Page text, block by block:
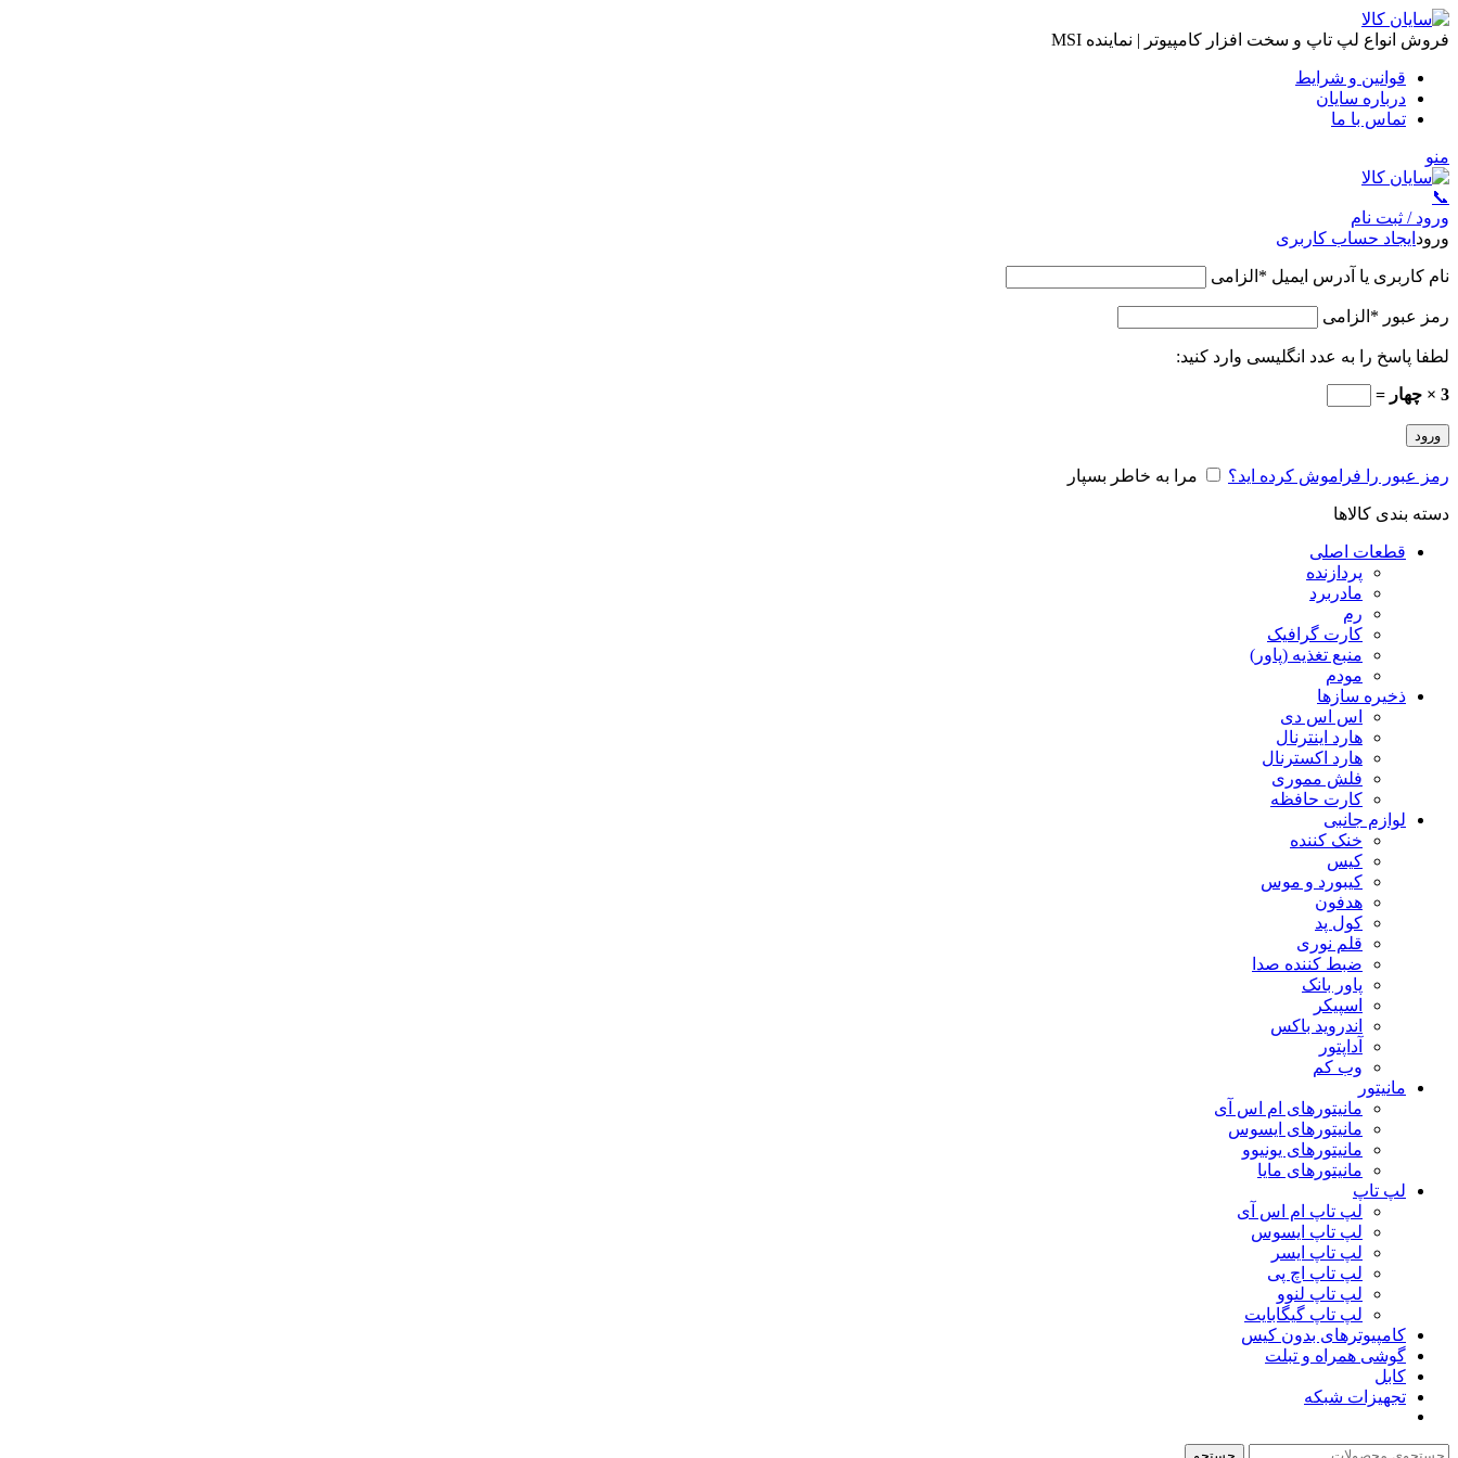
فروش انواع لپ تاپ و سخت افزار کامپیوتر | نماینده MSI
قوانین و شرایط
درباره سایان
تماس با ما
منو
📞
ورود / ثبت نام
ورود ایجاد حساب کاربری
نام کاربری یا آدرس ایمیل * الزامی
رمز عبور * الزامی
لطفا پاسخ را به عدد انگلیسی وارد کنید:
3 × چهار =
ورود
رمز عبور را فراموش کرده اید؟ مرا به خاطر بسپار
دسته بندی کالاها
قطعات اصلی
پردازنده
مادربرد
رم
کارت گرافیک
منبع تغذیه (پاور)
مودم
ذخیره سازها
اس اس دی
هارد اینترنال
هارد اکسترنال
فلش مموری
کارت حافظه
لوازم جانبی
خنک کننده
کیس
کیبورد و موس
هدفون
کول پد
قلم نوری
ضبط کننده صدا
پاور بانک
اسپیکر
اندروید باکس
آداپتور
وب کم
مانیتور
مانیتورهای ام اس آی
مانیتورهای ایسوس
مانیتورهای یونیوو
مانیتورهای مایا
لپ تاپ
لپ تاپ ام اس آی
لپ تاپ ایسوس
لپ تاپ ایسر
لپ تاپ اچ پی
لپ تاپ لنوو
لپ تاپ گیگابایت
کامپیوترهای بدون کیس
گوشی همراه و تبلت
کابل
تجهیزات شبکه